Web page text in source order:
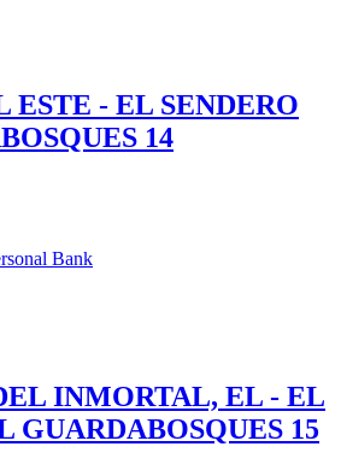
ESTE - EL SENDERO
14
INMORTAL, EL - EL
GUARDABOSQUES 15